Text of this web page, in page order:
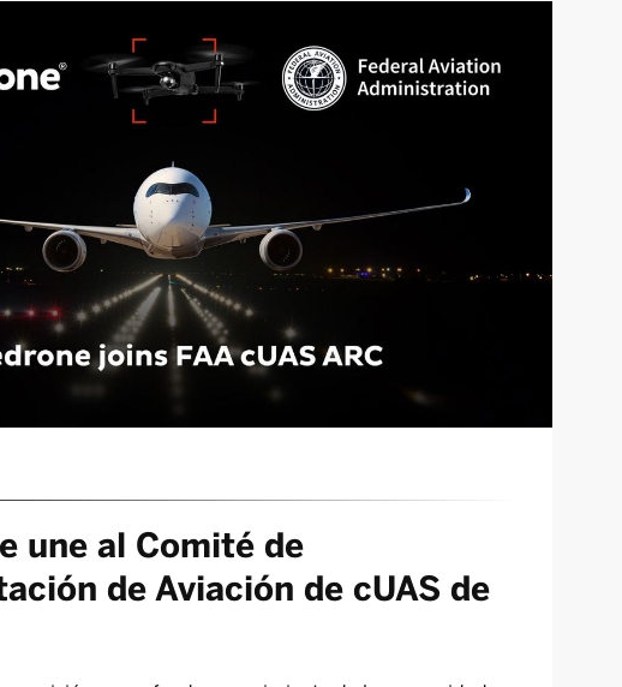
une al Comité de
de Aviación de cUAS de